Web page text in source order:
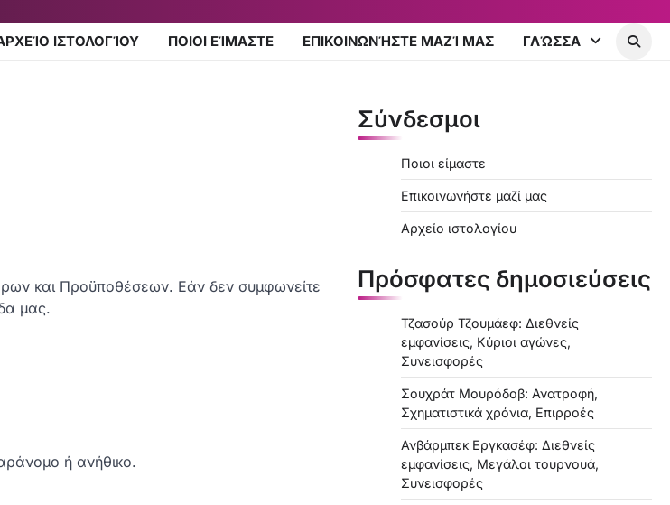
ΙΣΤΟΛΟΓΊΟΥ ΠΟΙΟΙ ΕΊΜΑΣΤΕ ΕΠΙΚΟΙΝΩΝΉΣΤΕ ΜΑΖΊ ΜΑΣ ΓΛΏΣΣΑ
και Προϋποθέσεων. Εάν δεν συμφωνείτε
μας.
ή ανήθικο.
Σύνδεσμοι
Ποιοι είμαστε
Επικοινωνήστε μαζί μας
Αρχείο ιστολογίου
Πρόσφατες δημοσιεύσεις
Τζασούρ Τζουμάεφ: Διεθνείς
εμφανίσεις, Κύριοι αγώνες,
Συνεισφορές
Σουχράτ Μουρόδοβ: Ανατροφή,
Σχηματιστικά χρόνια, Επιρροές
Ανβάρμπεκ Εργκασέφ: Διεθνείς
εμφανίσεις, Μεγάλοι τουρνουά,
Συνεισφορές